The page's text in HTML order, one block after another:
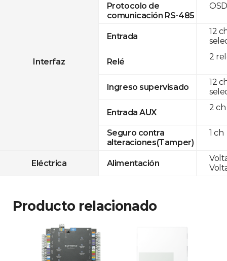
Interfaz
Protocolo de
comunicación RS-485
Entrada
Relé
Ingreso supervisado
Entrada AUX
Seguro contra
alteraciones(Tamper)
Eléctrica Alimentación
12
2
12
2 ch
1 ch
Producto relacionado